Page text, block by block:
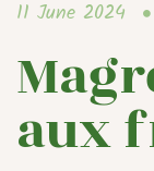
11 June 2024
aux